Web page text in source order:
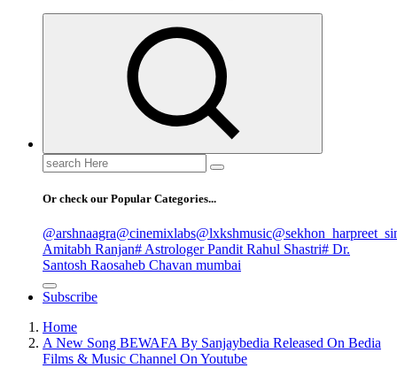
Search
for:
Or check our Popular Categories...
@arshnaagra@cinemixlabs@lxkshmusic
Amitabh Ranjan# Astrologer Pandit Rahul Shastri# Dr.
Santosh Raosaheb Chavan mumbai
Subscribe
Home
A New Song BEWAFA By Sanjaybedia Released On Bedia
Films & Music Channel On Youtube